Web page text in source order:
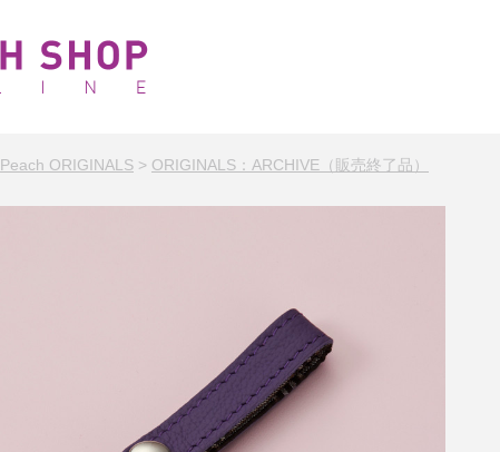
Peach ORIGINALS > ORIGINALS：ARCHIVE（販売終了品）